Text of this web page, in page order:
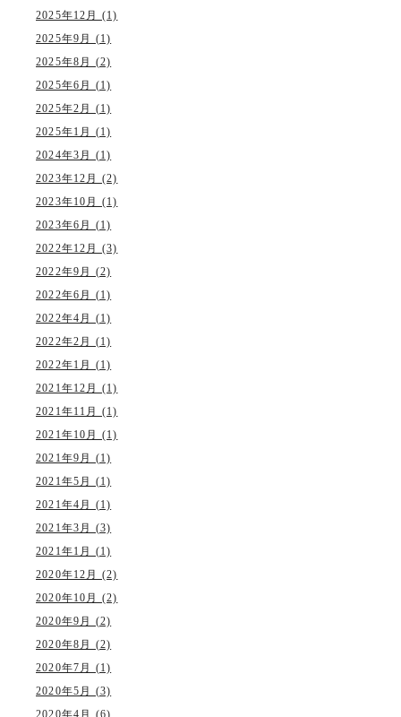
2025年12月 (1)
2025年9月 (1)
2025年8月 (2)
2025年6月 (1)
2025年2月 (1)
2025年1月 (1)
2024年3月 (1)
2023年12月 (2)
2023年10月 (1)
2023年6月 (1)
2022年12月 (3)
2022年9月 (2)
2022年6月 (1)
2022年4月 (1)
2022年2月 (1)
2022年1月 (1)
2021年12月 (1)
2021年11月 (1)
2021年10月 (1)
2021年9月 (1)
2021年5月 (1)
2021年4月 (1)
2021年3月 (3)
2021年1月 (1)
2020年12月 (2)
2020年10月 (2)
2020年9月 (2)
2020年8月 (2)
2020年7月 (1)
2020年5月 (3)
2020年4月 (6)